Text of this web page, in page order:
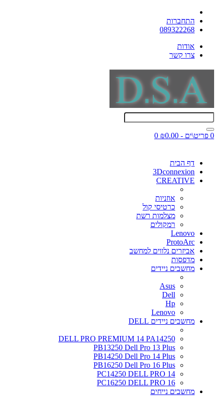
התחברות
089322268
אודות
צרו קשר
0 פריט\ים - ₪0.00 0
דף הבית
3Dconnexion
CREATIVE
אוזניות
כרטיסי קול
מצלמות רשת
רמקולים
Lenovo
ProtoArc
אביזרים נלווים למחשב
מדפסות
מחשבים ניידים
Asus
Dell
Hp
Lenovo
מחשבים ניידים DELL
DELL PRO PREMIUM 14 PA14250
PB13250 Dell Pro 13 Plus
PB14250 Dell Pro 14 Plus
PB16250 Dell Pro 16 Plus
PC14250 DELL PRO 14
PC16250 DELL PRO 16
מחשבים נייחים